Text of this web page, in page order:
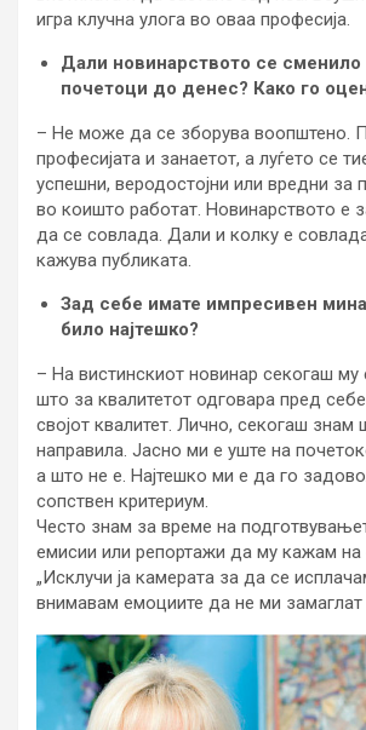
игра клучна улога во оваа професија.
Дали новинарството се
почетоци до денес? Како го
– Не може да се зборува воопштено.
професијата и занаетот, а луѓето се
успешни, веродостојни или вредни за
во коишто работат. Новинарството е
да се совлада. Дали и колку е
кажува публиката.
Зад себе имате импресивен
било најтешко?
– На вистинскиот новинар секогаш му
што за квалитетот одговара пред
својот квалитет. Лично, секогаш знам
направила. Јасно ми е уште на
а што не е. Најтешко ми е да го
сопствен критериум.
Често знам за време на
емисии или репортажи да му кажам на
„Исклучи ја камерата за да се
внимавам емоциите да не ми